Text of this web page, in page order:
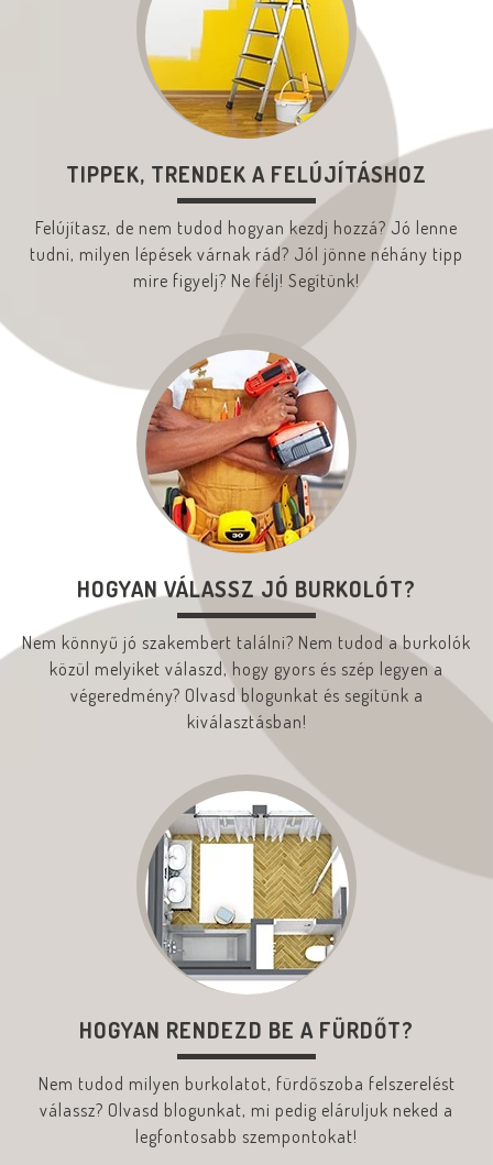
TIPPEK, TRENDEK A FELÚJÍTÁSHOZ
Felújítasz, de nem tudod hogyan kezdj hozzá? Jó lenne
tudni, milyen lépések várnak rád? Jól jönne néhány tipp
mire figyelj? Ne félj! Segítünk!
HOGYAN VÁLASSZ JÓ BURKOLÓT?
Nem könnyű jó szakembert találni? Nem tudod a burkolók
közül melyiket válaszd, hogy gyors és szép legyen a
végeredmény? Olvasd blogunkat és segítünk a
kiválasztásban!
HOGYAN RENDEZD BE A FÜRDŐT?
Nem tudod milyen burkolatot, fürdőszoba felszerelést
válassz? Olvasd blogunkat, mi pedig eláruljuk neked a
legfontosabb szempontokat!